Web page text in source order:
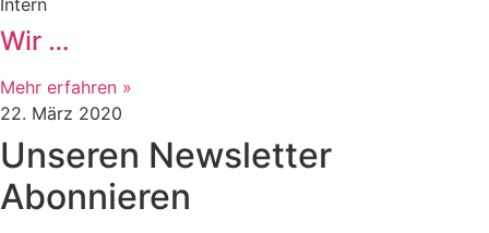
Intern
Wir …
Mehr erfahren »
22. März 2020
Unseren Newsletter
Abonnieren